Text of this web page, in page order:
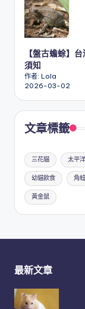
【盤古蟾蜍】
須知
作者: Lola
2026-03-02
文章標籤
三花貓 太平
幼貓飲食 角蛙
黃金鼠
最新文章